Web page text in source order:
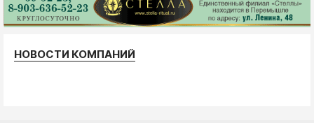
НОВОСТИ КОМПАНИЙ